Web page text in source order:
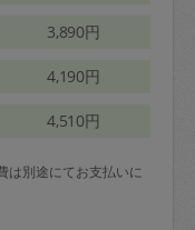
3,890円
4,190円
4,510円
は別途にてお支払いに